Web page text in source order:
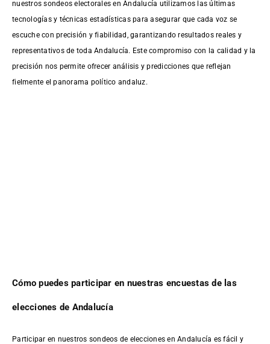
nuestros sondeos electorales en Andalucía utilizamos las últimas
tecnologías y técnicas estadísticas para asegurar que cada voz se
escuche con precisión y fiabilidad, garantizando resultados reales y
representativos de toda Andalucía. Este compromiso con la calidad y la
precisión nos permite ofrecer análisis y predicciones que reflejan
fielmente el panorama político andaluz.
Cómo puedes participar en nuestras encuestas de las
elecciones de Andalucía
Participar en nuestros sondeos de elecciones en Andalucía es fácil y